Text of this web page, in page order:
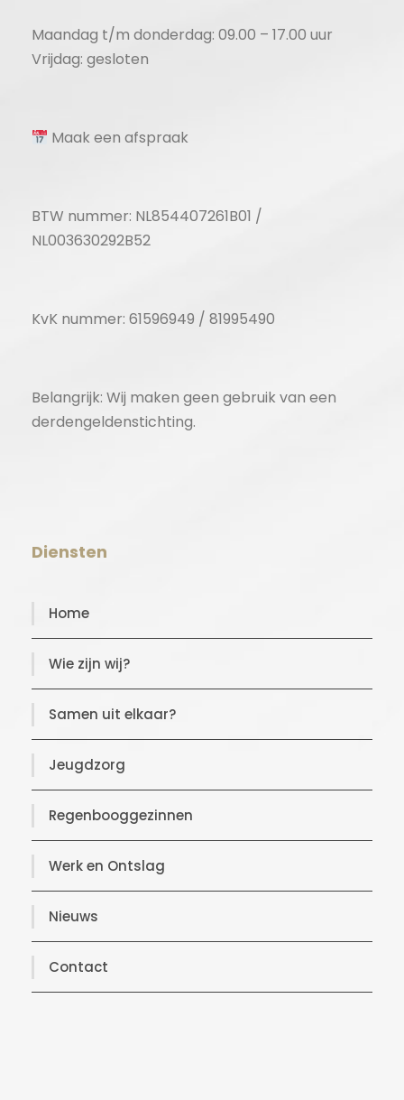
Maandag t/m donderdag: 09.00 – 17.00 uur
Vrijdag: gesloten
Maak een afspraak
BTW nummer: NL854407261B01 /
NL003630292B52
KvK nummer: 61596949 / 81995490
Belangrijk: Wij maken geen gebruik van een
derdengeldenstichting.
Diensten
Home
Wie zijn wij?
Samen uit elkaar?
Jeugdzorg
Regenbooggezinnen
Werk en Ontslag
Nieuws
Contact